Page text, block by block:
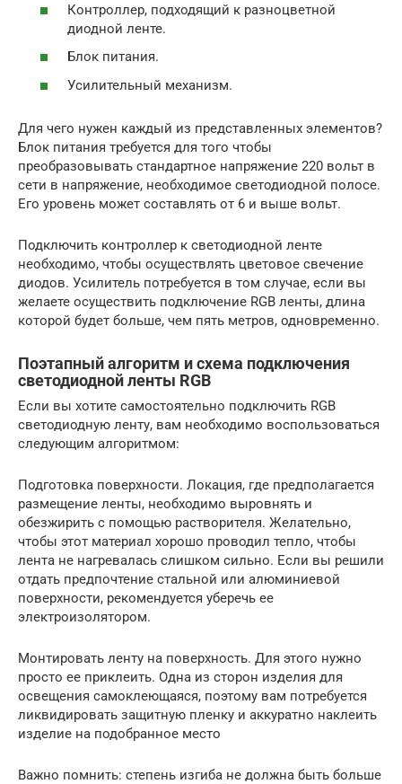
Контроллер, подходящий к разноцветной
диодной ленте.
Блок питания.
Усилительный механизм.
Для чего нужен каждый из представленных элементов?
Блок питания требуется для того чтобы
преобразовывать стандартное напряжение 220 вольт в
сети в напряжение, необходимое светодиодной полосе.
Его уровень может составлять от 6 и выше вольт.
Подключить контроллер к светодиодной ленте
необходимо, чтобы осуществлять цветовое свечение
диодов. Усилитель потребуется в том случае, если вы
желаете осуществить подключение RGB ленты, длина
которой будет больше, чем пять метров, одновременно.
Поэтапный алгоритм и схема подключения
светодиодной ленты RGB
Если вы хотите самостоятельно подключить RGB
светодиодную ленту, вам необходимо воспользоваться
следующим алгоритмом:
Подготовка поверхности. Локация, где предполагается
размещение ленты, необходимо выровнять и
обезжирить с помощью растворителя. Желательно,
чтобы этот материал хорошо проводил тепло, чтобы
лента не нагревалась слишком сильно. Если вы решили
отдать предпочтение стальной или алюминиевой
поверхности, рекомендуется уберечь ее
электроизолятором.
Монтировать ленту на поверхность. Для этого нужно
просто ее приклеить. Одна из сторон изделия для
освещения самоклеющаяся, поэтому вам потребуется
ликвидировать защитную пленку и аккуратно наклеить
изделие на подобранное место
Важно помнить: степень изгиба не должна быть больше